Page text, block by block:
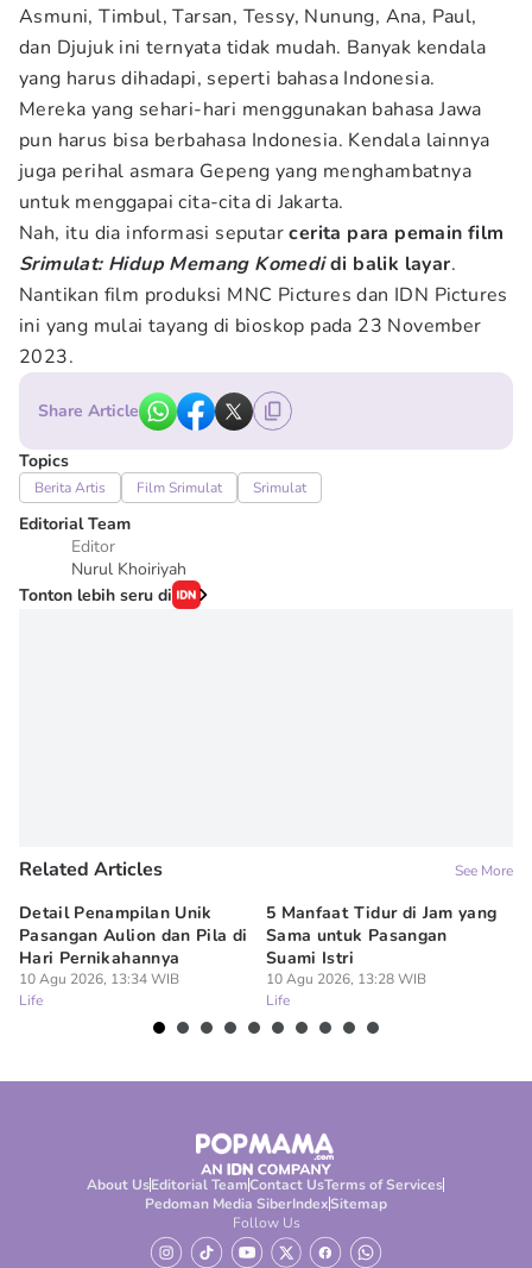
Asmuni, Timbul, Tarsan, Tessy, Nunung, Ana, Paul,
dan Djujuk ini ternyata tidak mudah. Banyak kendala
yang harus dihadapi, seperti bahasa Indonesia.
Mereka yang sehari-hari menggunakan bahasa Jawa
pun harus bisa berbahasa Indonesia. Kendala lainnya
juga perihal asmara Gepeng yang menghambatnya
untuk menggapai cita-cita di Jakarta.
Nah, itu dia informasi seputarcerita para pemain film
Srimulat: Hidup Memang Komedidi balik layar.
Nantikan film produksi MNC Pictures dan IDN Pictures
ini yang mulai tayang di bioskop pada 23 November
2023.
Share Article
Topics
Berita Artis Film Srimulat Srimulat
Editorial Team
Editor
Nurul Khoiriyah
Tonton lebih seru di
Related Articles See More
Detail Penampilan Unik
Pasangan Aulion dan Pila di
Hari Pernikahannya
10 Agu 2026, 13:34 WIB
Life
5 Manfaat Tidur di Jam yang
Sama untuk Pasangan
Suami Istri
10 Agu 2026, 13:28 WIB
Life
About UsEditorial TeamContact UsTerms of Services
Pedoman Media SiberIndexSitemap
Follow Us